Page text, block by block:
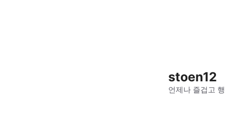
stoen12
언제나 즐겁고